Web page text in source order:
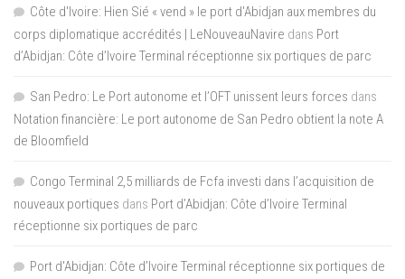
Côte d'Ivoire: Hien Sié « vend » le port d'Abidjan aux membres du
corps diplomatique accrédités | LeNouveauNavire dans Port
d’Abidjan: Côte d’Ivoire Terminal réceptionne six portiques de parc
San Pedro: Le Port autonome et l’OFT unissent leurs forces dans
Notation financière: Le port autonome de San Pedro obtient la note A
de Bloomfield
Congo Terminal 2,5 milliards de Fcfa investi dans l’acquisition de
nouveaux portiques dans Port d’Abidjan: Côte d’Ivoire Terminal
réceptionne six portiques de parc
Port d'Abidjan: Côte d’Ivoire Terminal réceptionne six portiques de